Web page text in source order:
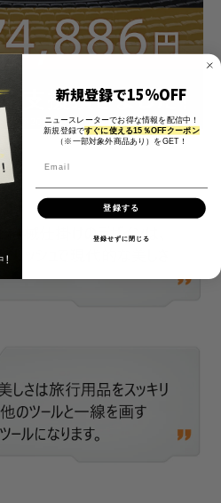
新規登録で15%OFF
ニュースレーターでお得な情報を配信中！
新規登録ですぐに使える15％OFFクーポン
（※一部対象外商品あり）をGET！
登録する
登録せずに閉じる